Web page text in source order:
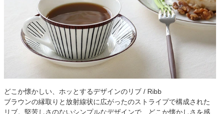
どこか懐かしい、ホッとするデザインのリブ / Ribb
ブラウンの縁取りと放射線状に広がったのストライプで構成された
リブ。堅苦しさのないシンプルなデザインで、どこか懐かしさを感